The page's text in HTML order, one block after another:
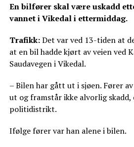
En bilfører skal være uskadd
vannet i Vikedal i ettermiddag.
Trafikk:Det var ved 13-tiden at
at en bil hadde kjørt av veien ved
Saudavegen i Vikedal.
– Bilen har gått ut i sjøen. Fører
ut og framstår ikke alvorlig skadd,
politidistrikt.
Ifølge fører var han alene i bilen.